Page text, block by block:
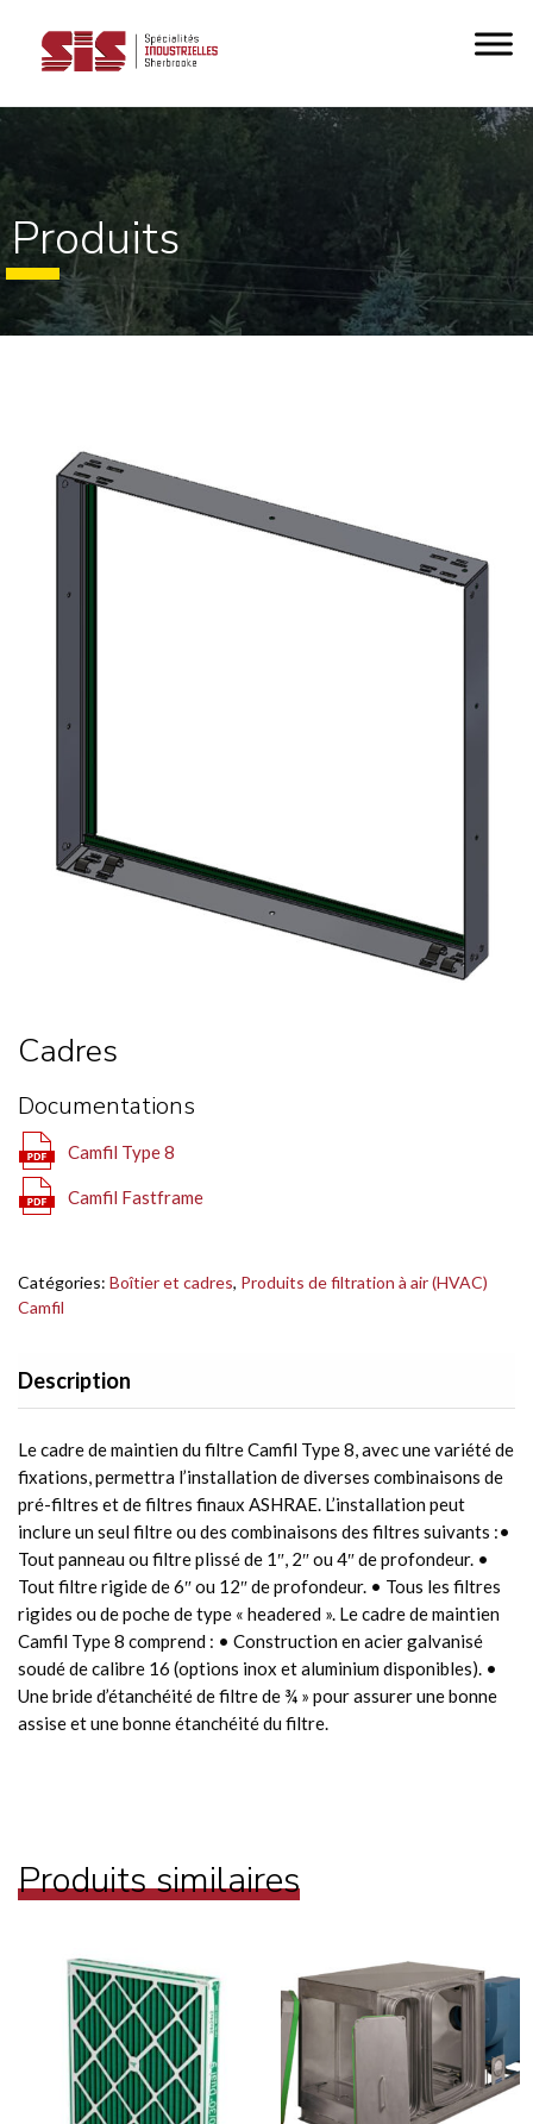
Produits
Cadres
Documentations
Camfil Type 8
Camfil Fastframe
Catégories: Boîtier et cadres, Produits de filtration à air (HVAC)
Camfil
Description
Le cadre de maintien du filtre Camfil Type 8, avec une variété de
fixations, permettra l’installation de diverses combinaisons de
pré-filtres et de filtres finaux ASHRAE. L’installation peut
inclure un seul filtre ou des combinaisons des filtres suivants :•
Tout panneau ou filtre plissé de 1″, 2″ ou 4″ de profondeur. •
Tout filtre rigide de 6″ ou 12″ de profondeur. • Tous les filtres
rigides ou de poche de type « headered ». Le cadre de maintien
Camfil Type 8 comprend : • Construction en acier galvanisé
soudé de calibre 16 (options inox et aluminium disponibles). •
Une bride d’étanchéité de filtre de ¾ » pour assurer une bonne
assise et une bonne étanchéité du filtre.
Produits similaires